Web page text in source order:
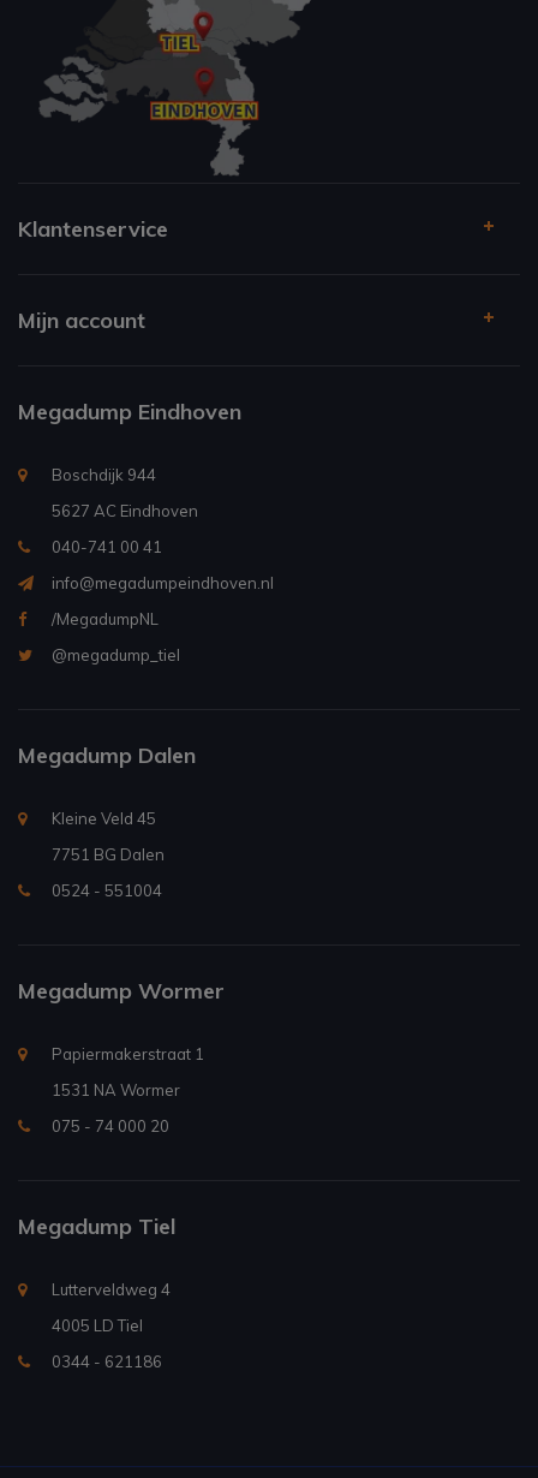
Klantenservice
Mijn account
Megadump Eindhoven
Boschdijk 944
5627 AC Eindhoven
040-741 00 41
info@megadumpeindhoven.nl
/MegadumpNL
@megadump_tiel
Megadump Dalen
Kleine Veld 45
7751 BG Dalen
0524 - 551004
Megadump Wormer
Papiermakerstraat 1
1531 NA Wormer
075 - 74 000 20
Megadump Tiel
Lutterveldweg 4
4005 LD Tiel
0344 - 621186